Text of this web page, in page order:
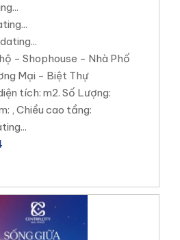
- Shophouse - Nhà Phố
Mại - Biệt Thự
tích: m2. Số Lượng:
, Chiều cao tầng: